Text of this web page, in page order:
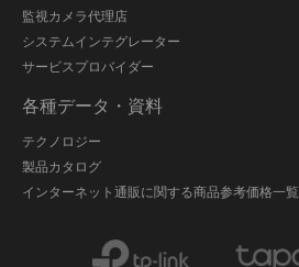
監視カメラ代理店
システムインテグレーター
サービスプロバイダー
各種データ・資料
テクノロジー
製品カタログ
インターネット通販に関する商品参考価格一覧